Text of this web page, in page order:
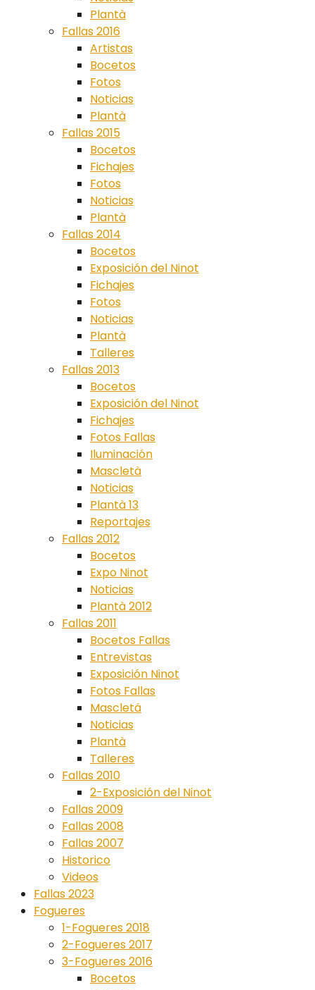
Plantà
Fallas 2016
Artistas
Bocetos
Fotos
Noticias
Plantà
Fallas 2015
Bocetos
Fichajes
Fotos
Noticias
Plantà
Fallas 2014
Bocetos
Exposición del Ninot
Fichajes
Fotos
Noticias
Plantà
Talleres
Fallas 2013
Bocetos
Exposición del Ninot
Fichajes
Fotos Fallas
Iluminación
Mascletà
Noticias
Plantà 13
Reportajes
Fallas 2012
Bocetos
Expo Ninot
Noticias
Plantà 2012
Fallas 2011
Bocetos Fallas
Entrevistas
Exposición Ninot
Fotos Fallas
Mascletá
Noticias
Plantà
Talleres
Fallas 2010
2-Exposición del Ninot
Fallas 2009
Fallas 2008
Fallas 2007
Historico
Videos
Fallas 2023
Fogueres
1-Fogueres 2018
2-Fogueres 2017
3-Fogueres 2016
Bocetos